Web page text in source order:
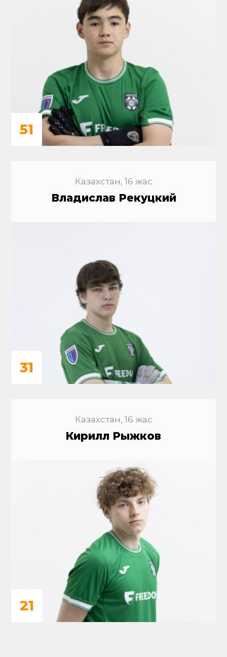
51
Казахстан, 16 жас
Владислав Рекуцкий
31
Казахстан, 16 жас
Кирилл Рыжков
21